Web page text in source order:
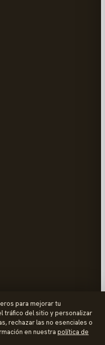
para mejorar tu
tráfico del sitio y personalizar
rechazar las no esenciales o
en nuestra política de